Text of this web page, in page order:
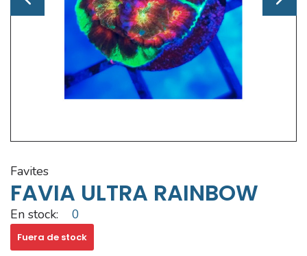
favites
FAVIA ULTRA RAINBOW
En stock: 0
Fuera de stock